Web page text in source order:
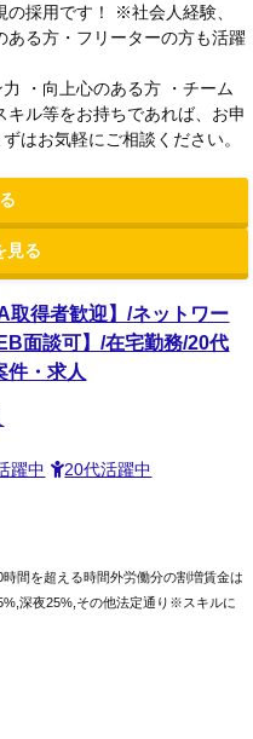
の採用です！ ※社会人経験、
る方・フリーターの方も活躍
・向上心のある方 ・チーム
ル等をお持ちであれば、お申
はお気軽にご相談ください。
見る
取得者歓迎】/ネットワー
面談可】/在宅勤務/20代
件・求人
躍中 20代活躍中
間を超える時間外労働分の割増賃金は
深夜25%,その他法定通り※スキルに